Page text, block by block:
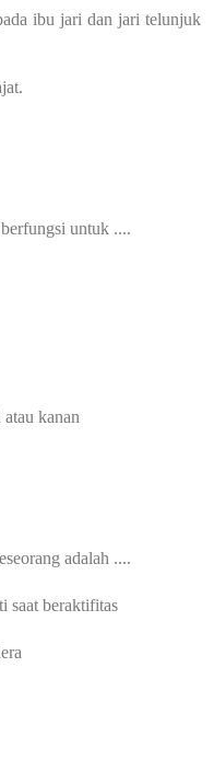
ibu jari dan jari telunjuk
untuk ....
kanan
adalah ....
saat beraktifitas